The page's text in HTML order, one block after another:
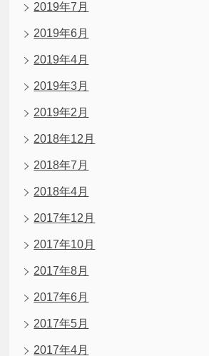
2019年7月
2019年6月
2019年4月
2019年3月
2019年2月
2018年12月
2018年7月
2018年4月
2017年12月
2017年10月
2017年8月
2017年6月
2017年5月
2017年4月